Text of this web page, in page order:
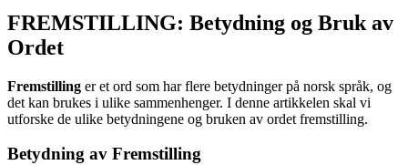
FREMSTILLING: Betydning og Bruk av
Ordet
Fremstilling er et ord som har flere betydninger på norsk språk, og
det kan brukes i ulike sammenhenger. I denne artikkelen skal vi
utforske de ulike betydningene og bruken av ordet fremstilling.
Betydning av Fremstilling